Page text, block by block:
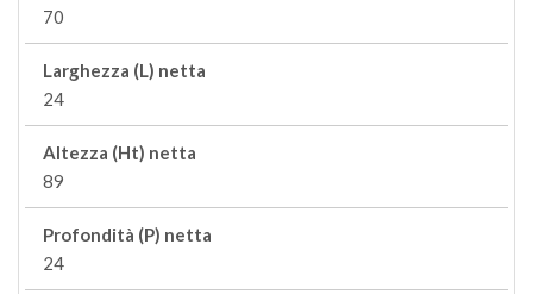
70
Larghezza (L) netta
24
Altezza (Ht) netta
89
Profondità (P) netta
24